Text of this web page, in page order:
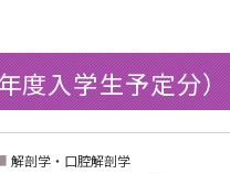
度入学生予定分）
解剖学・口腔解剖学